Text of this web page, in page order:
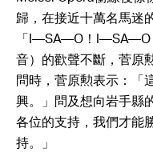
歸，在接近十萬名馬迷
「I—SA—O！I—SA—O
音）的歡聲不斷，菅原
問時，菅原勲表示：「
興。」問及想向岩手縣
各位的支持，我們才能
持。」